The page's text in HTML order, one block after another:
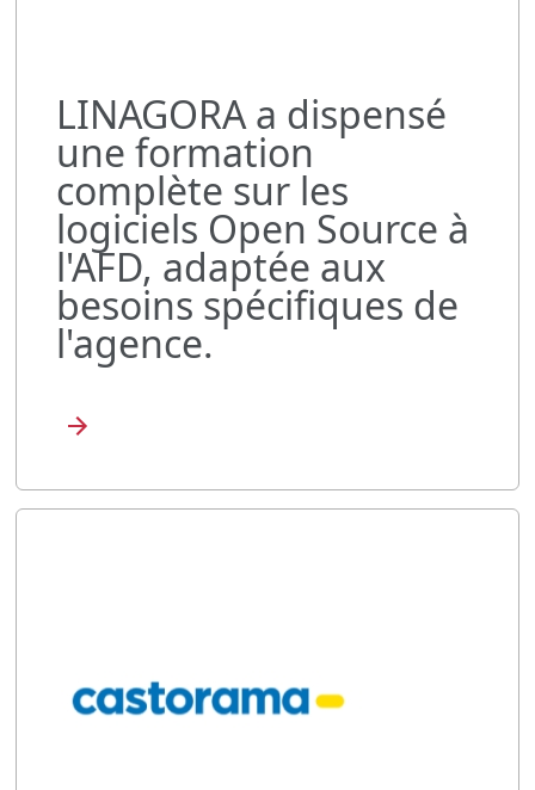
LINAGORA a dispensé
une formation
complète sur les
logiciels Open Source à
l'AFD, adaptée aux
besoins spécifiques de
l'agence.